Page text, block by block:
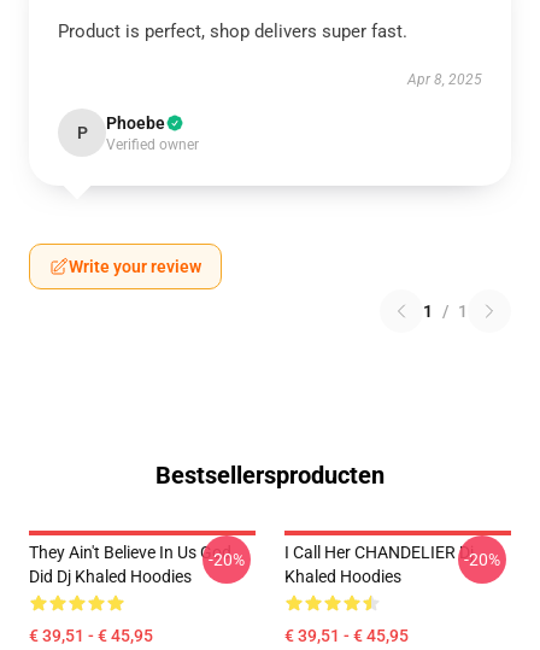
Product is perfect, shop delivers super fast.
Apr 8, 2025
P Phoebe
Verified owner
Write your review
1 / 1
Bestsellersproducten
They Ain't Believe In Us God
Did Dj Khaled Hoodies
€ 39,51 - € 45,95
-20%
I Call Her CHANDELIER Dj
Khaled Hoodies
€ 39,51 - € 45,95
-20%